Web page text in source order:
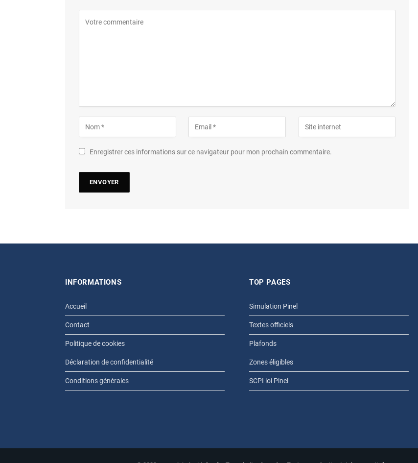
Enregistrer ces informations sur ce navigateur pour mon prochain commentaire.
INFORMATIONS
Accueil
Contact
Politique de cookies
Déclaration de confidentialité
Conditions générales
TOP PAGES
Simulation Pinel
Textes officiels
Plafonds
Zones éligibles
SCPI loi Pinel